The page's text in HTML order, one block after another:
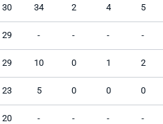
30 34 2 4 5
29 - - - -
29 10 0 1 2
23 5 0 0 0
20 - - - -